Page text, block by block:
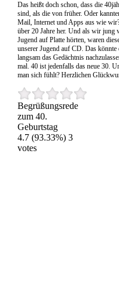
Das heißt doch schon, dass die
sind, als die von früher. Oder
Mail, Internet und Apps aus wie
über 20 Jahre her. Und als wir jung
Jugend auf Platte hörten, waren
unserer Jugend auf CD. Das
langsam das Gedächtnis
mal. 40 ist jedenfalls das neue 30.
man sich fühlt? Herzlichen
Begrüßungsrede
zum 40.
Geburtstag
4.7(93.33%) 3
votes